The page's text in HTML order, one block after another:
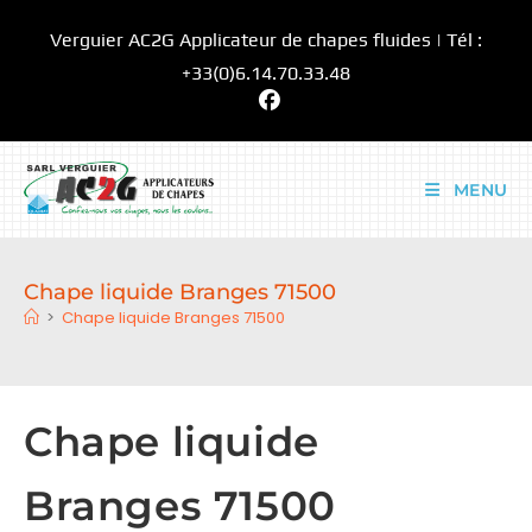
Verguier AC2G Applicateur de chapes fluides | Tél :
+33(0)6.14.70.33.48
MENU
Chape liquide Branges 71500
> Chape liquide Branges 71500
Chape liquide
Branges 71500